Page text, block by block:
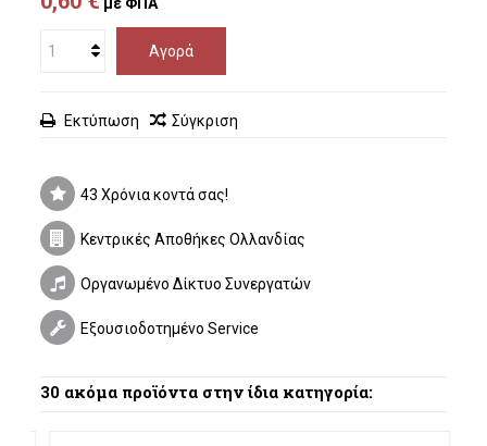
Αγορά
Εκτύπωση Σύγκριση
43 Χρόνια κοντά σας!
Κεντρικές Αποθήκες Ολλανδίας
Οργανωμένο Δίκτυο Συνεργατών
Εξουσιοδοτημένο Service
30 ακόμα προϊόντα στην ίδια κατηγορία: